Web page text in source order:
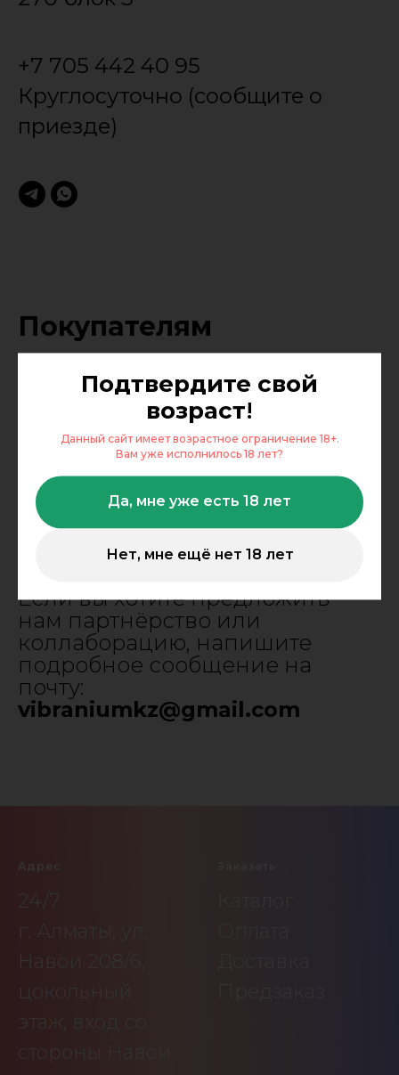
Подтвердите свой
возраст!
Данный сайт имеет возрастное ограничение 18+.
Вам уже исполнилось 18 лет?
Да, мне уже есть 18 лет
Нет, мне ещё нет 18 лет
+7 705 442 40 95
Круглосуточно (сообщите о
приезде)
Покупателям
Если вам нужна консультация
или появился вопрос,
напишите в мессенджер
любого нашего магазина.
Консультанты помогут вам.
Партнерам
Если вы хотите предложить
нам партнёрство или
коллаборацию, напишите
подробное сообщение на
почту:
vibraniumkz@gmail.com
Адрес
24/7
г. Алматы, ул.
Навои 208/6,
цокольный
этаж, вход со
стороны Навои